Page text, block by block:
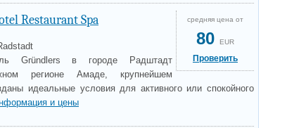
средняя цена от
80 EUR
Проверить
Restaurant Spa
Gründlers в городе Радштадт
регионе Амаде, крупнейшем
идеальные условия для активного или спокойного
и цены